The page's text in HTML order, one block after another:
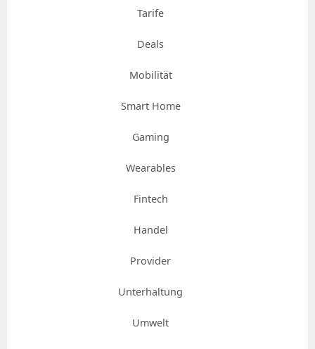
Tarife
Deals
Mobilität
Smart Home
Gaming
Wearables
Fintech
Handel
Provider
Unterhaltung
Umwelt